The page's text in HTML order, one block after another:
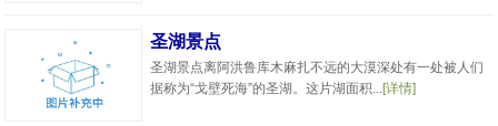
圣湖景点
圣湖景点离阿洪鲁库木麻扎不远的大漠深处有一处被人们
据称为“戈壁死海”的圣湖。这片湖面积...[详情]